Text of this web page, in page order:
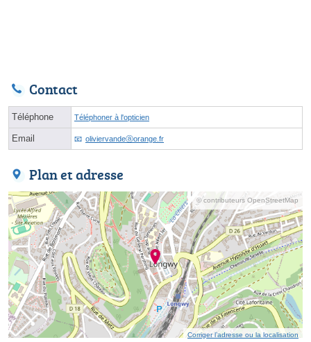
Contact
Téléphone Téléphoner à l'opticien
Email oliviervandeⓐorange.fr
Plan et adresse
© contributeurs OpenStreetMap
Corriger l’adresse ou la localisation